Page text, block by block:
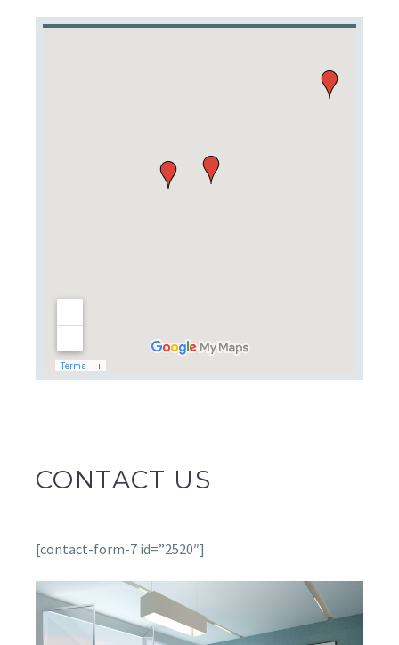
CONTACT US
[contact-form-7 id=”2520″]